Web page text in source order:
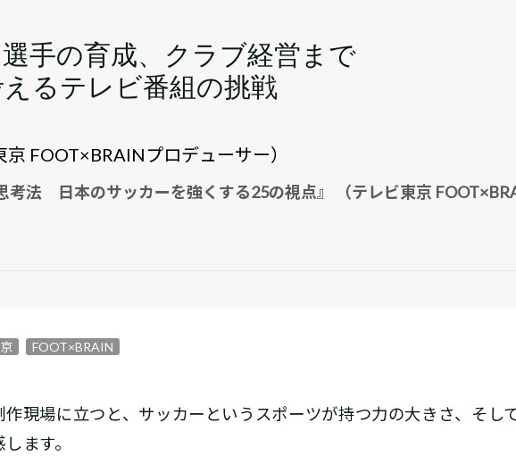
手の育成、クラブ経営まで
るテレビ番組の挑戦
京 FOOT×BRAINプロデューサー）
考法 日本のサッカーを強くする25の視点』 （テレビ東京
FOOT×BRAIN
現場に立つと、サッカーというスポーツが持つ力の大きさ、そし
ます。